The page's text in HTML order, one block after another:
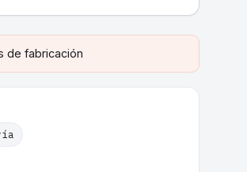
de fabricación